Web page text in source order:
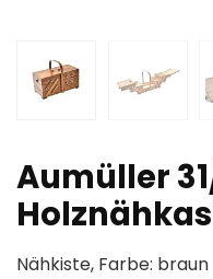
Aumüller
Nähkiste, Farbe: braun